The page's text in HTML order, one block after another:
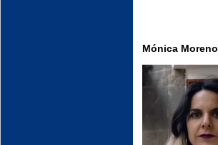
Mónica Moreno